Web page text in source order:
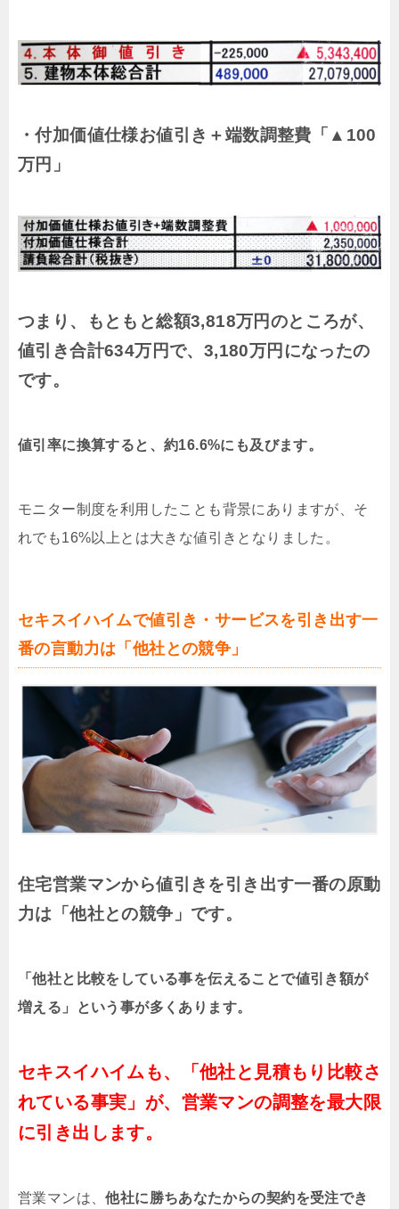
・付加価値仕様お値引き＋端数調整費「▲100
万円」
つまり、もともと総額3,818万円のところが、
値引き合計634万円で、3,180万円になったの
です。
値引率に換算すると、約16.6%にも及びます。
モニター制度を利用したことも背景にありますが、そ
れでも16%以上とは大きな値引きとなりました。
セキスイハイムで値引き・サービスを引き出す一
番の言動力は「他社との競争」
住宅営業マンから値引きを引き出す一番の原動
力は「他社との競争」です。
「他社と比較をしている事を伝えることで値引き額が
増える」という事が多くあります。
セキスイハイムも、「他社と見積もり比較さ
れている事実」が、営業マンの調整を最大限
に引き出します。
営業マンは、他社に勝ちあなたからの契約を受注でき